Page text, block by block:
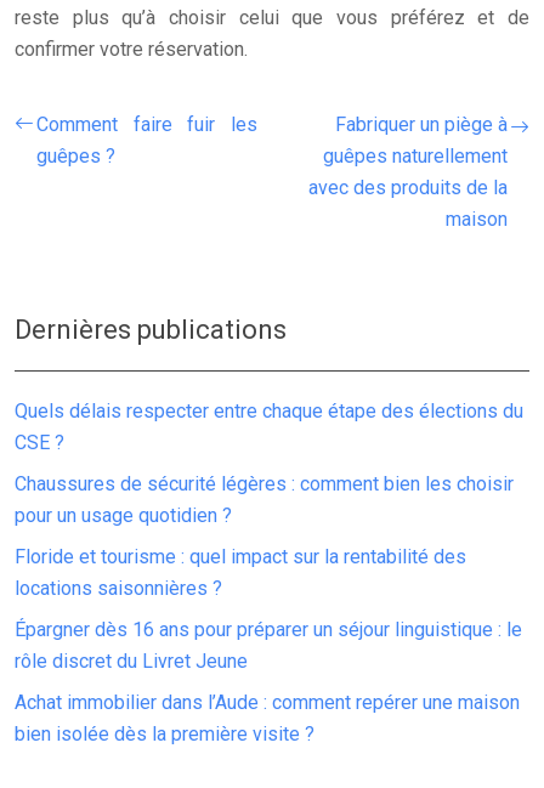
reste plus qu’à choisir celui que vous préférez et de
confirmer votre réservation.
Comment faire fuir les
guêpes ?
Fabriquer un piège à
guêpes naturellement
avec des produits de la
maison
Dernières publications
Quels délais respecter entre chaque étape des élections du
CSE ?
Chaussures de sécurité légères : comment bien les choisir
pour un usage quotidien ?
Floride et tourisme : quel impact sur la rentabilité des
locations saisonnières ?
Épargner dès 16 ans pour préparer un séjour linguistique : le
rôle discret du Livret Jeune
Achat immobilier dans l’Aude : comment repérer une maison
bien isolée dès la première visite ?